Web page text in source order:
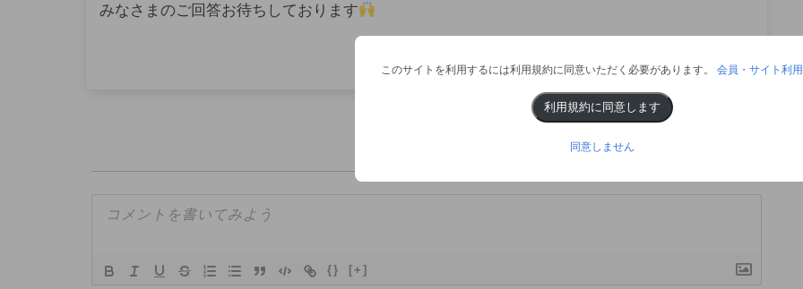
みなさまのご回答お待ちしております
{} [+]
このサイトを利用するには利用規約に同意いただく必要があります。 会員・サイト利
利用規約に同意します
同意しません